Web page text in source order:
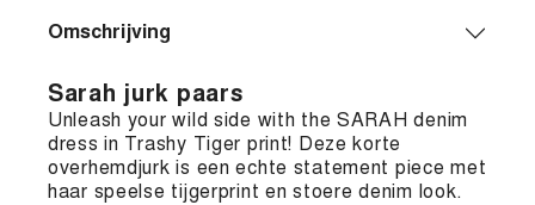
Omschrijving
Sarah jurk paars
Unleash your wild side with the SARAH denim
dress in Trashy Tiger print! Deze korte
overhemdjurk is een echte statement piece met
haar speelse tijgerprint en stoere denim look.